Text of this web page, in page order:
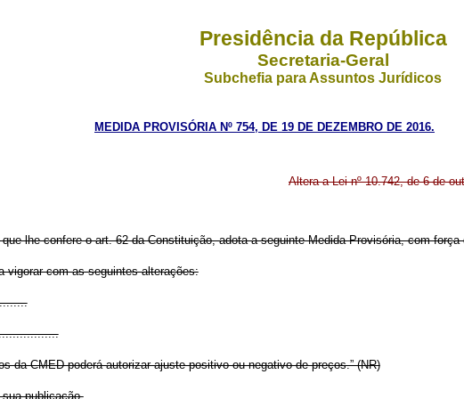
Presidência da República
Secretaria-Geral
Subchefia para Assuntos Jurídicos
MEDIDA PROVISÓRIA Nº 754, DE 19 DE DEZEMBRO DE 2016.
Altera a Lei nº 10.742, de 6 de
lhe confere o art. 62 da Constituição, adota a seguinte Medida Provisória, com força
vigorar com as seguintes alterações:
da CMED poderá autorizar ajuste positivo ou negativo de preços.” (NR)
publicação.